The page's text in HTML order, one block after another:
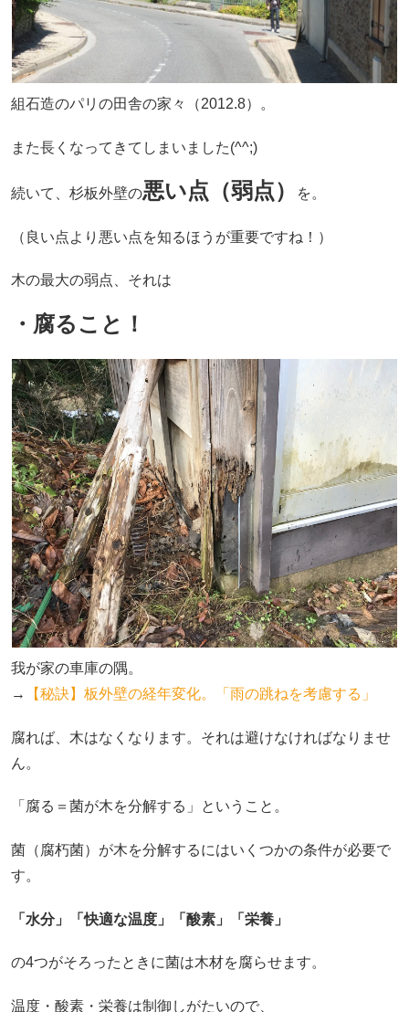
組石造のパリの田舎の家々（2012.8）。
また長くなってきてしまいました(^^;)
続いて、杉板外壁の悪い点（弱点） を。
（良い点より悪い点を知るほうが重要ですね！）
木の最大の弱点、それは
・腐ること！
我が家の車庫の隅。
→
【秘訣】板外壁の経年変化。「雨の跳ねを考慮する」
腐れば、木はなくなります。それは避けなければなりませ
ん。
「腐る＝菌が木を分解する」ということ。
菌（腐朽菌）が木を分解するにはいくつかの条件が必要で
す。
「水分」「快適な温度」「酸素」「栄養」
の4つがそろったときに菌は木材を腐らせます。
温度・酸素・栄養は制御しがたいので、